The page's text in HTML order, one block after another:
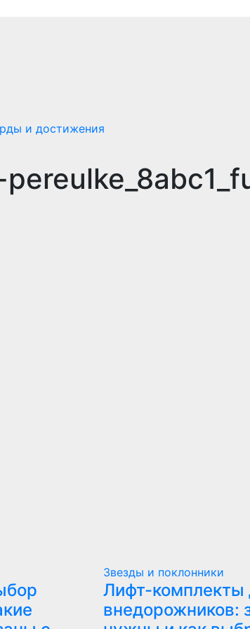
и достижения
Звезды и поклонники
Лифт-комплекты
внедорожников: